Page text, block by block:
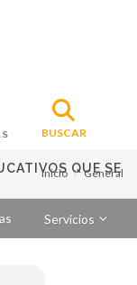
BUSCAR
QUE SE
Inicio General
Servicios